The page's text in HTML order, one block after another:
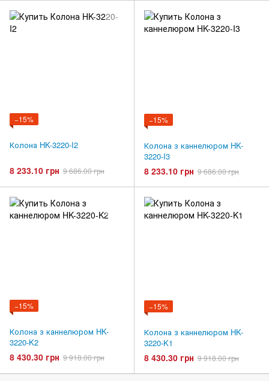
−15%
Колона HK-3220-I2
8 233.10 грн 9 686.00 грн
−15%
Колона з каннелюром HK-
3220-I3
8 233.10 грн 9 686.00 грн
−15%
Колона з каннелюром HK-
3220-K2
8 430.30 грн 9 918.00 грн
−15%
Колона з каннелюром HK-
3220-K1
8 430.30 грн 9 918.00 грн